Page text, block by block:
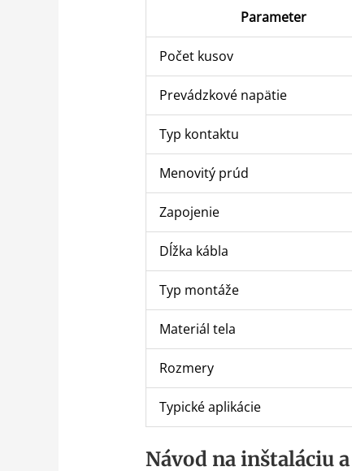
Parameter
Počet kusov
Prevádzkové napätie
Typ kontaktu
Menovitý prúd
Zapojenie
Dĺžka kábla
Typ montáže
Materiál tela
Rozmery
Typické aplikácie
Návod na inštaláciu